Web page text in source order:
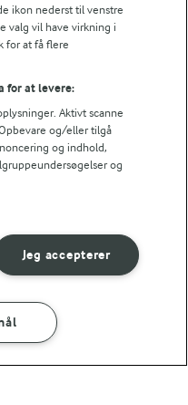
godt ud på pladen, så der
i stedet for butternutsquash
G
uden
INGREDIENSER
ikon nederst til venstre
valg vil have virkning i
for at få flere
for at levere:
Aktivt scanne
og/eller tilgå
og indhold,
og
Jeg accepterer